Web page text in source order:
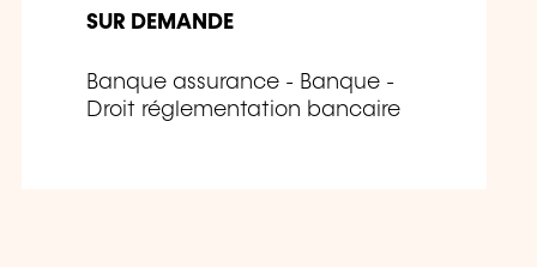
SUR DEMANDE
Banque assurance - Banque -
Droit réglementation bancaire